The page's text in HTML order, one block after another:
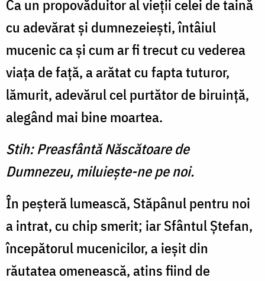
Ca un propovăduitor al vieţii celei de taină
cu adevărat şi dumnezeieşti, întâiul
mucenic ca şi cum ar fi trecut cu vederea
viaţa de faţă, a arătat cu fapta tuturor,
lămurit, adevărul cel purtător de biruinţă,
alegând mai bine moartea.
Stih: Preasfântă Născătoare de
Dumnezeu, miluieşte-ne pe noi.
În peşteră lumească, Stăpânul pentru noi
a intrat, cu chip smerit; iar Sfântul Ştefan,
începătorul mucenicilor, a ieşit din
răutatea omenească, atins fiind de